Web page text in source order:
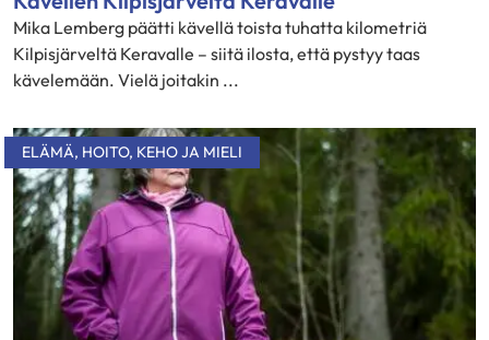
Mika Lemberg päätti kävellä toista tuhatta kilometriä
Kilpisjärveltä Keravalle – siitä ilosta, että pystyy taas
kävelemään. Vielä joitakin ...
ELÄMÄ, HOITO, KEHO JA MIELI